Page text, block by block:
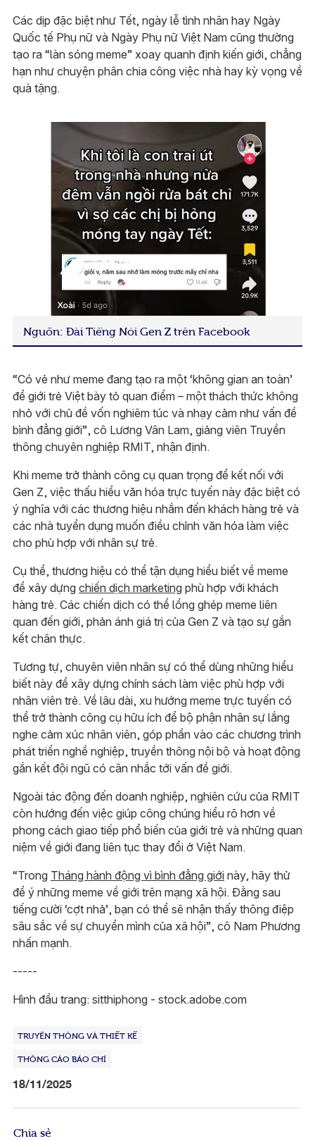
Các dịp đặc biệt như Tết, ngày lễ tình nhân hay Ngày
Quốc tế Phụ nữ và Ngày Phụ nữ Việt Nam cũng thường
tạo ra “làn sóng meme” xoay quanh định kiến giới, chẳng
hạn như chuyện phân chia công việc nhà hay kỳ vọng về
quà tặng.
Nguồn: Đài Tiếng Nói Gen Z trên Facebook
“Có vẻ như meme đang tạo ra một ‘không gian an toàn’
để giới trẻ Việt bày tỏ quan điểm – một thách thức không
nhỏ với chủ đề vốn nghiêm túc và nhạy cảm như vấn đề
bình đẳng giới”, cô Lương Vân Lam, giảng viên Truyền
thông chuyên nghiệp RMIT, nhận định.
Khi meme trở thành công cụ quan trọng để kết nối với
Gen Z, việc thấu hiểu văn hóa trực tuyến này đặc biệt có
ý nghĩa với các thương hiệu nhắm đến khách hàng trẻ và
các nhà tuyển dụng muốn điều chỉnh văn hóa làm việc
cho phù hợp với nhân sự trẻ.
Cụ thể, thương hiệu có thể tận dụng hiểu biết về meme
để xây dựng chiến dịch marketing phù hợp với khách
hàng trẻ. Các chiến dịch có thể lồng ghép meme liên
quan đến giới, phản ánh giá trị của Gen Z và tạo sự gắn
kết chân thực.
Tương tự, chuyên viên nhân sự có thể dùng những hiểu
biết này để xây dựng chính sách làm việc phù hợp với
nhân viên trẻ. Về lâu dài, xu hướng meme trực tuyến có
thể trở thành công cụ hữu ích để bộ phận nhân sự lắng
nghe cảm xúc nhân viên, góp phần vào các chương trình
phát triển nghề nghiệp, truyền thông nội bộ và hoạt động
gắn kết đội ngũ có cân nhắc tới vấn đề giới.
Ngoài tác động đến doanh nghiệp, nghiên cứu của RMIT
còn hướng đến việc giúp công chúng hiểu rõ hơn về
phong cách giao tiếp phổ biến của giới trẻ và những quan
niệm về giới đang liên tục thay đổi ở Việt Nam.
“Trong Tháng hành động vì bình đẳng giớinày, hãy thử
để ý những meme về giới trên mạng xã hội. Đằng sau
tiếng cười ‘cợt nhả’, bạn có thể sẽ nhận thấy thông điệp
sâu sắc về sự chuyển mình của xã hội”, cô Nam Phương
nhấn mạnh.
-----
Hình đầu trang: sitthiphong - stock.adobe.com
TRUYỀN THÔNG VÀ THIẾT KẾ
THÔNG CÁO BÁO CHÍ
18/11/2025
Chia sẻ